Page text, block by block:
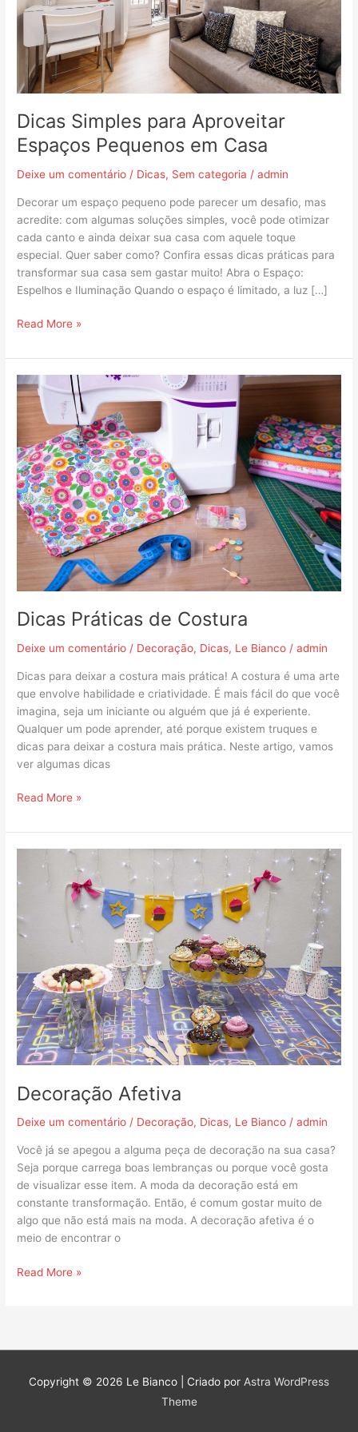
Dicas Simples para Aproveitar
Espaços Pequenos em Casa
Deixe um comentário / Dicas, Sem categoria /admin
Decorar um espaço pequeno pode parecer um desafio, mas
acredite: com algumas soluções simples, você pode otimizar
cada canto e ainda deixar sua casa com aquele toque
especial. Quer saber como? Confira essas dicas práticas para
transformar sua casa sem gastar muito! Abra o Espaço:
Espelhos e Iluminação Quando o espaço é limitado, a luz […]
Casa
Read More »
Dicas Práticas de Costura
Deixe um comentário / Decoração, Dicas, Le Bianco /admin
Dicas para deixar a costura mais prática! A costura é uma arte
que envolve habilidade e criatividade. É mais fácil do que você
imagina, seja um iniciante ou alguém que já é experiente.
Qualquer um pode aprender, até porque existem truques e
dicas para deixar a costura mais prática. Neste artigo, vamos
ver algumas dicas
Dicas
Práticas
Costura
Read More »
Decoração Afetiva
Deixe um comentário / Decoração, Dicas, Le Bianco /admin
Você já se apegou a alguma peça de decoração na sua casa?
Seja porque carrega boas lembranças ou porque você gosta
de visualizar esse item. A moda da decoração está em
constante transformação. Então, é comum gostar muito de
algo que não está mais na moda. A decoração afetiva é o
meio de encontrar o
Decoração
Read More »
Copyright © 2026 Le Bianco | Criado por Astra WordPress
Theme